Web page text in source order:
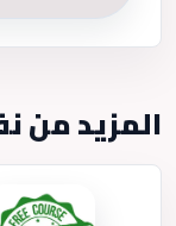
المزيد من